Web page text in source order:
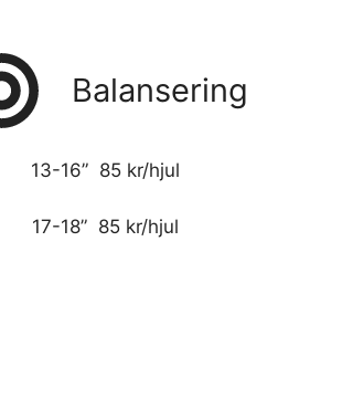
Balansering
13-16” 85 kr/hjul
17-18” 85 kr/hjul